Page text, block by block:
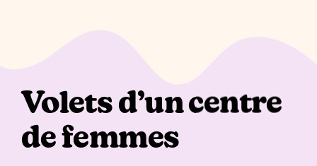
Volets d’un centre
de femmes